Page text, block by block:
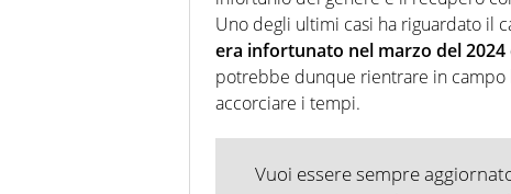
Uno degli ultimi casi ha riguardato il
era infortunato nel marzo del
potrebbe dunque rientrare in campo
accorciare i tempi.
Vuoi essere sempre